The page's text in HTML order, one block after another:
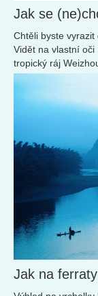
Jak se
Chtěli byste
Vidět na vlastní oči
tropický ráj
pro vás praktické
Jak na